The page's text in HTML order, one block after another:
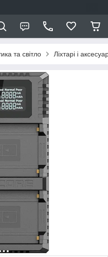
та світло Ліхтарі і